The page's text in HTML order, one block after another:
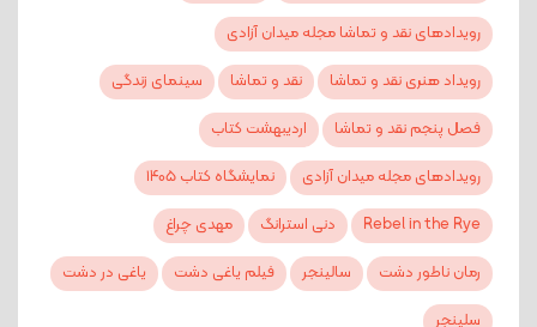
رویدادهای نقد و تماشا مجله میدان آزادی
رویداد هنری نقد و تماشا
نقد و تماشا
سینمای زندگی
فصل پنجم نقد و تماشا
اردیبهشت کتاب
رویدادهای مجله میدان آزادی
نمایشگاه کتاب ۱۴۰۵
Rebel in the Rye
دنی استرانگ
مهدی چراغ
رمان ناطور دشت
سالینجر فیلم یاغی دشت
یاغی در دشت
سلینجر